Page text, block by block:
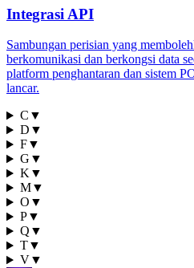
Integrasi API
Sambungan perisian yang
berkomunikasi dan berkongsi data
platform penghantaran dan sistem
lancar.
C ▼
D ▼
F▼
G ▼
K ▼
M▼
O ▼
P▼
Q ▼
T▼
V▼